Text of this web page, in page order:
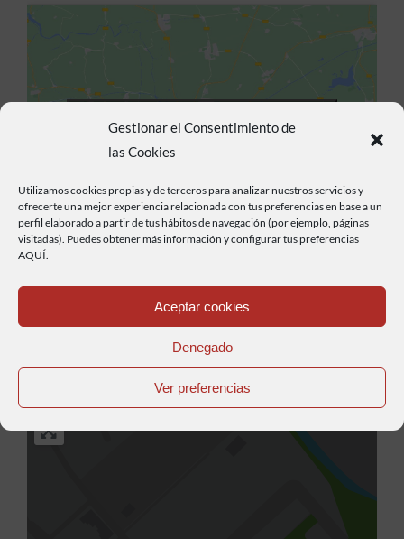
Gestionar el Consentimiento de
las Cookies
Utilizamos cookies propias y de terceros para analizar nuestros servicios y
ofrecerte una mejor experiencia relacionada con tus preferencias en base a un
perfil elaborado a partir de tus hábitos de navegación (por ejemplo, páginas
visitadas). Puedes obtener más información y configurar tus preferencias
AQUÍ.
Aceptar cookies
Denegado
Ver preferencias
Haz clic para aceptar cookies de marketing y
Anterior Siguiente
Compra aquí tu pasaporte BikerFriendly